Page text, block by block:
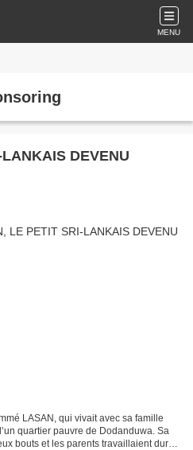
MENU
DEVENU
LASAN, qui vivait avec sa famille
quartier pauvre de Dodanduwa. Sa
bouts et les parents travaillaient dur